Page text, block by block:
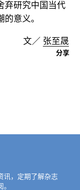
弃研究中国当代
意义。
文／ 张至晟
分享
讯，定期了解杂志